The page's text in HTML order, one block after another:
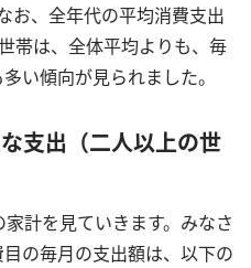
お、全年代の平均消費支出
帯は、全体平均よりも、毎
い傾向が見られました。
支出（二人以上の世
計を見ていきます。みなさ
の毎月の支出額は、以下の